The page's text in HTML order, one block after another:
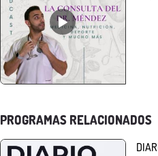
PROGRAMAS RELACIONADOS